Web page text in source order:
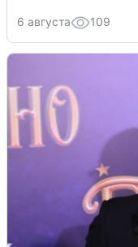
6 августа 109